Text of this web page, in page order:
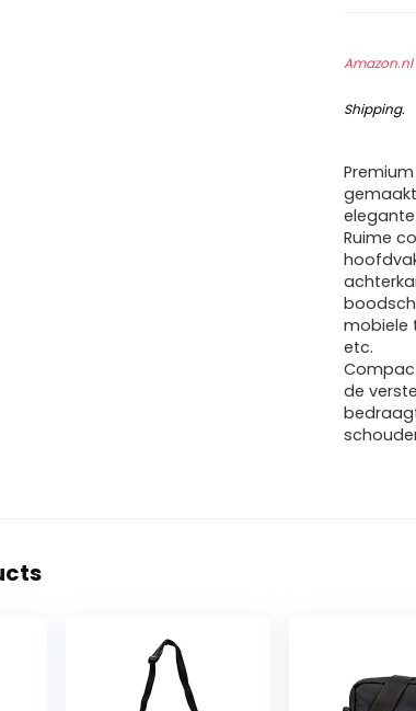
Amazon.nl
Shipping.
Ruime
mobiele
etc.
de